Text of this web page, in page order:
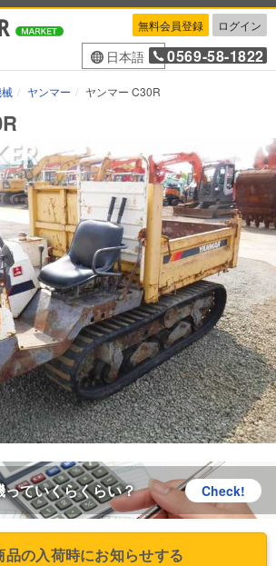
無料会員登録 ログイン
日本語 0569-58-1822
ヤンマー ヤンマー C30R
っていくらくらい？ Check!
品の入荷時にお知らせする